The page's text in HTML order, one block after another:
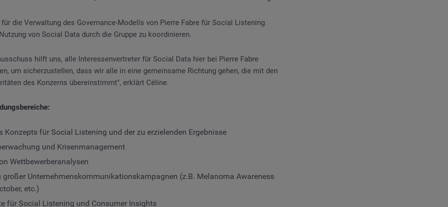
die Verwaltung des Governance-Modells von Pierre Fabre für Social Listening
von Social Data durch die Gruppe zu koordinieren.
hilft uns, alle Interessenvertreter für Social Data hier bei Pierre Fabre
um sicherzustellen, dass wir alle in eine gemeinsame Richtung gehen, die mit den
des Konzerns übereinstimmt", erklärt Céline.
Konzepts für Social Listening und der zu erzielenden Ergebnisse
und Krisenmanagement
Wettbewerberanalysen
großer Unternehmenskommunikationskampagnen (z.B. Melanoma Awareness
etc.)
für Social Listening und Consumer Insights